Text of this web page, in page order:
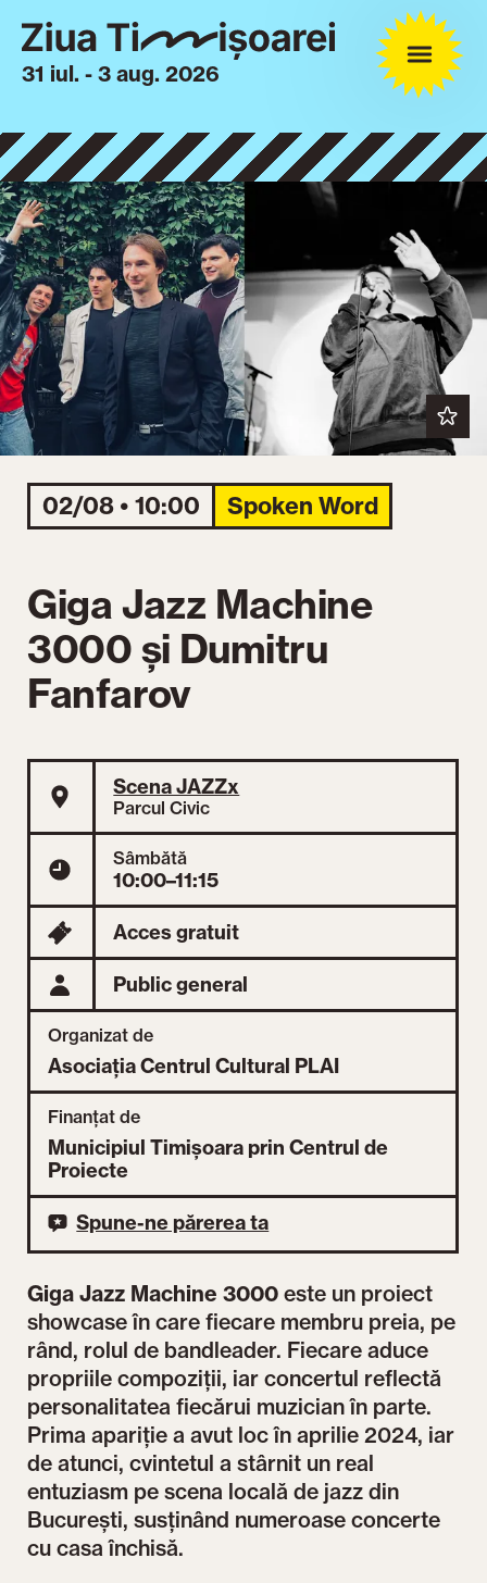
31 iul. - 3 aug. 2026
02/08 • 10:00 Spoken Word
Giga Jazz Machine 3000este un proiect
showcase în care fiecare membru preia, pe
rând, rolul de bandleader. Fiecare aduce
propriile compoziții, iar concertul reflectă
personalitatea fiecărui muzician în parte.
Prima apariție a avut loc în aprilie 2024, iar
de atunci, cvintetul a stârnit un real
entuziasm pe scena locală de jazz din
București, susținând numeroase concerte
cu casa închisă.
Giga Jazz Machine
3000 și Dumitru
Fanfarov
Scena JAZZx
Parcul Civic
Sâmbătă
10:00–11:15
Acces gratuit
Public general
Organizat de
Asociația Centrul Cultural PLAI
Finanțat de
Municipiul Timișoara prin Centrul de
Proiecte
Spune-ne părerea ta